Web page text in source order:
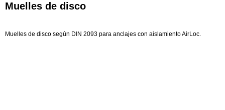
Muelles de disco
Muelles de disco según DIN 2093 para anclajes con aislamiento AirLoc.